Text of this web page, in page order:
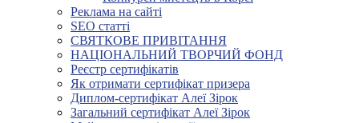
Реклама на сайті
SEO статті
СВЯТКОВЕ ПРИВІТАННЯ
НАЦІОНАЛЬНИЙ ТВОРЧИЙ ФОНД
Реєстр сертифікатів
Як отримати сертифікат призера
Диплом-сертифікат Алеї Зірок
Загальний сертифікат Алеї Зірок